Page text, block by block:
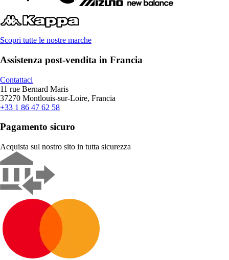
Scopri tutte le nostre marche
Assistenza post-vendita in Francia
Contattaci
11 rue Bernard Maris
37270 Montlouis-sur-Loire, Francia
+33 1 86 47 62 58
Pagamento sicuro
Acquista sul nostro sito in tutta sicurezza